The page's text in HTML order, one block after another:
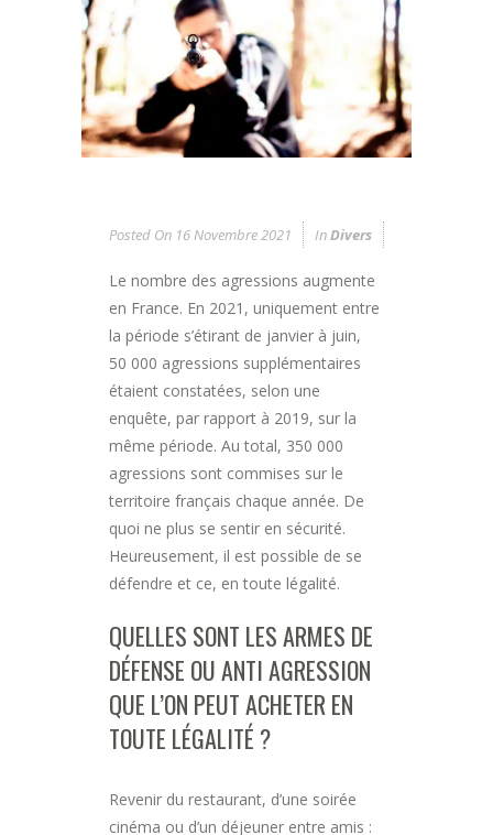
Posted On 16 Novembre 2021 InDivers
Le nombre des agressions augmente
en France. En 2021, uniquement entre
la période s’étirant de janvier à juin,
50 000 agressions supplémentaires
étaient constatées, selon une
enquête, par rapport à 2019, sur la
même période. Au total, 350 000
agressions sont commises sur le
territoire français chaque année. De
quoi ne plus se sentir en sécurité.
Heureusement, il est possible de se
défendre et ce, en toute légalité.
QUELLES SONT LES ARMES DE
DÉFENSE OU ANTI AGRESSION
QUE L’ON PEUT ACHETER EN
TOUTE LÉGALITÉ ?
Revenir du restaurant, d’une soirée
cinéma ou d’un déjeuner entre amis :